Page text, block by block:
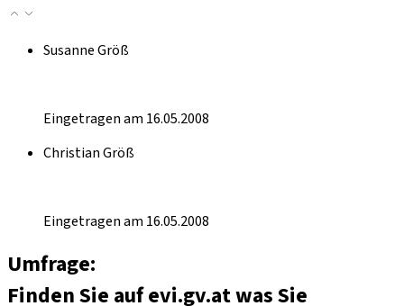
Susanne Größ
Eingetragen am 16.05.2008
Christian Größ
Eingetragen am 16.05.2008
Umfrage:
Finden Sie auf evi.gv.at was Sie